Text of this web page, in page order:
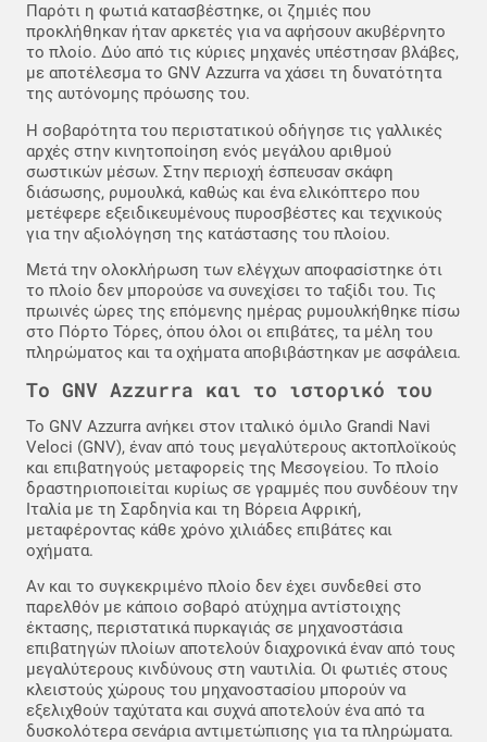
Παρότι η φωτιά κατασβέστηκε, οι ζημιές που
προκλήθηκαν ήταν αρκετές για να αφήσουν ακυβέρνητο
το πλοίο. Δύο από τις κύριες μηχανές υπέστησαν βλάβες,
με αποτέλεσμα το GNV Azzurra να χάσει τη δυνατότητα
της αυτόνομης πρόωσης του.
Η σοβαρότητα του περιστατικού οδήγησε τις γαλλικές
αρχές στην κινητοποίηση ενός μεγάλου αριθμού
σωστικών μέσων. Στην περιοχή έσπευσαν σκάφη
διάσωσης, ρυμουλκά, καθώς και ένα ελικόπτερο που
μετέφερε εξειδικευμένους πυροσβέστες και τεχνικούς
για την αξιολόγηση της κατάστασης του πλοίου.
Μετά την ολοκλήρωση των ελέγχων αποφασίστηκε ότι
το πλοίο δεν μπορούσε να συνεχίσει το ταξίδι του. Τις
πρωινές ώρες της επόμενης ημέρας ρυμουλκήθηκε πίσω
στο Πόρτο Τόρες, όπου όλοι οι επιβάτες, τα μέλη του
πληρώματος και τα οχήματα αποβιβάστηκαν με ασφάλεια.
Το GNV Azzurra και το ιστορικό του
Το GNV Azzurra ανήκει στον ιταλικό όμιλο Grandi Navi
Veloci (GNV), έναν από τους μεγαλύτερους ακτοπλοϊκούς
και επιβατηγούς μεταφορείς της Μεσογείου. Το πλοίο
δραστηριοποιείται κυρίως σε γραμμές που συνδέουν την
Ιταλία με τη Σαρδηνία και τη Βόρεια Αφρική,
μεταφέροντας κάθε χρόνο χιλιάδες επιβάτες και
οχήματα.
Αν και το συγκεκριμένο πλοίο δεν έχει συνδεθεί στο
παρελθόν με κάποιο σοβαρό ατύχημα αντίστοιχης
έκτασης, περιστατικά πυρκαγιάς σε μηχανοστάσια
επιβατηγών πλοίων αποτελούν διαχρονικά έναν από τους
μεγαλύτερους κινδύνους στη ναυτιλία. Οι φωτιές στους
κλειστούς χώρους του μηχανοστασίου μπορούν να
εξελιχθούν ταχύτατα και συχνά αποτελούν ένα από τα
δυσκολότερα σενάρια αντιμετώπισης για τα πληρώματα.